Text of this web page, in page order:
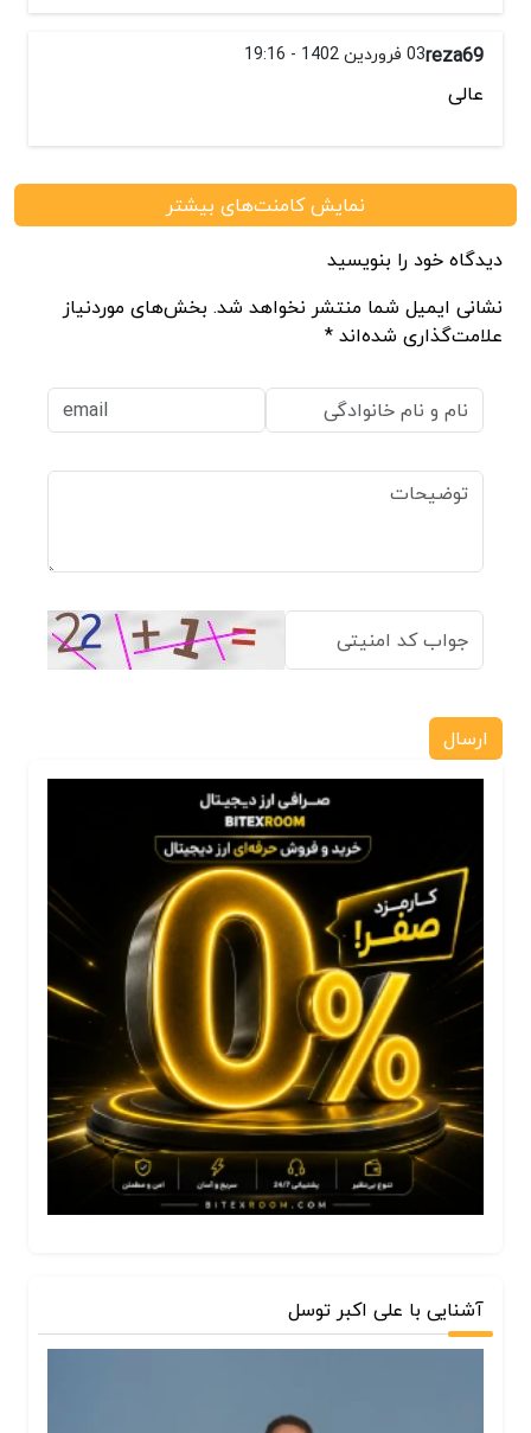
reza6903 فروردین 1402 - 19:16
عالی
نمایش کامنت‌های بیشتر
دیدگاه خود را بنویسید
نشانی ایمیل شما منتشر نخواهد شد. بخش‌های موردنیاز
علامت‌گذاری شده‌اند *
ارسال
آشنایی با علی اکبر توسل